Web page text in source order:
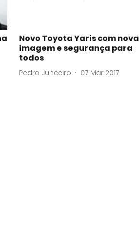
Novo Toyota Yaris com nova
imagem e segurança para
todos
Pedro Junceiro 07 Mar 2017